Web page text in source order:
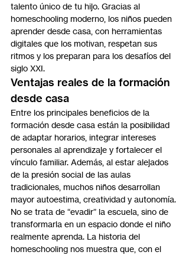
talento único de tu hijo. Gracias al
homeschooling moderno, los niños pueden
aprender desde casa, con herramientas
digitales que los motivan, respetan sus
ritmos y los preparan para los desafíos del
siglo XXI.
Ventajas reales de la formación
desde casa
Entre los principales beneficios de la
formación desde casa están la posibilidad
de adaptar horarios, integrar intereses
personales al aprendizaje y fortalecer el
vínculo familiar. Además, al estar alejados
de la presión social de las aulas
tradicionales, muchos niños desarrollan
mayor autoestima, creatividad y autonomía.
No se trata de “evadir” la escuela, sino de
transformarla en un espacio donde el niño
realmente aprenda. La historia del
homeschooling nos muestra que, con el